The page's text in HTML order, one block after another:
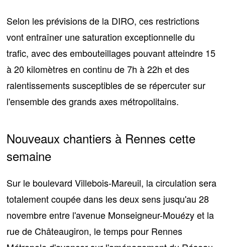
Selon les prévisions de la DIRO, ces restrictions
vont entraîner une saturation exceptionnelle du
trafic, avec des embouteillages pouvant atteindre 15
à 20 kilomètresen continu de 7h à 22h et des
ralentissements susceptibles de se répercuter sur
l'ensemble des grands axes métropolitains.
Nouveaux chantiers à Rennes cette
semaine
Sur le boulevard Villebois-Mareuil, la circulation sera
totalement coupée dans les deux sens jusqu'au 28
novembre entre l'avenue Monseigneur-Mouézy et la
rue de Châteaugiron, le temps pour Rennes